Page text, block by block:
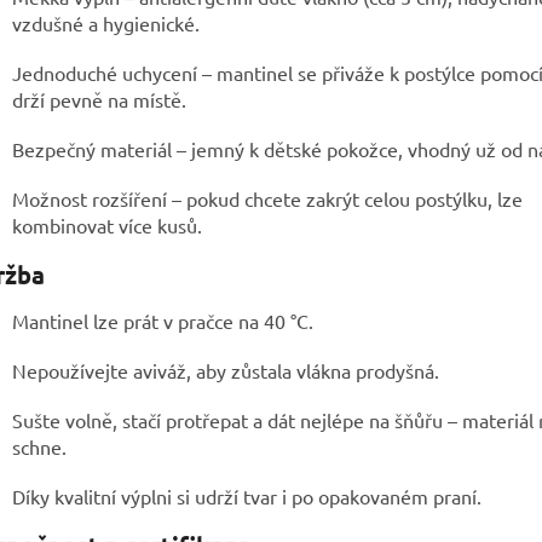
vzdušné a hygienické.
Jednoduché uchycení – mantinel se přiváže k postýlce
drží pevně na místě.
Bezpečný materiál – jemný k dětské pokožce, vhodný už od
Možnost rozšíření – pokud chcete zakrýt celou postýlku, lze
kombinovat více kusů.
Mantinel lze prát v pračce na 40 °C.
Nepoužívejte aviváž, aby zůstala vlákna prodyšná.
Sušte volně, stačí protřepat a dát nejlépe na šňůřu – materiál
schne.
Díky kvalitní výplni si udrží tvar i po opakovaném praní.